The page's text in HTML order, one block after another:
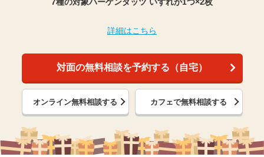
詳細はこちら
対面の無料相談を予約する（自宅）
オンライン無料相談する カフェで無料相談する